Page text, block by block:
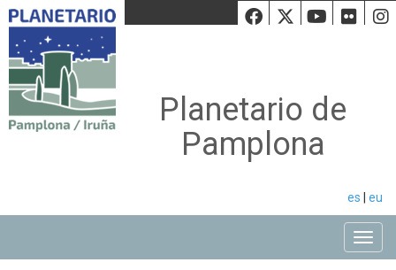
Facebook
Twiiter
Planetario de
Pamplona
es eu